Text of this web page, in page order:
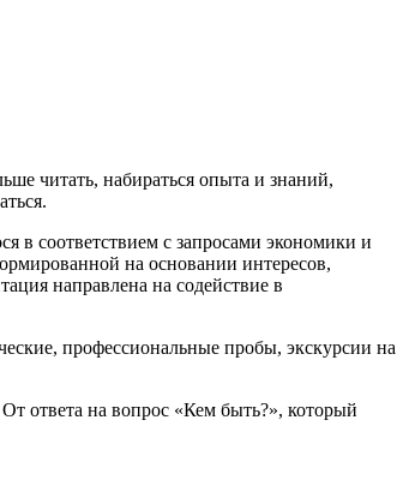
читать, набираться опыта и знаний,
в соответствием с запросами экономики и
на основании интересов,
направлена на содействие в
профессиональные пробы, экскурсии на
ответа на вопрос «Кем быть?», который